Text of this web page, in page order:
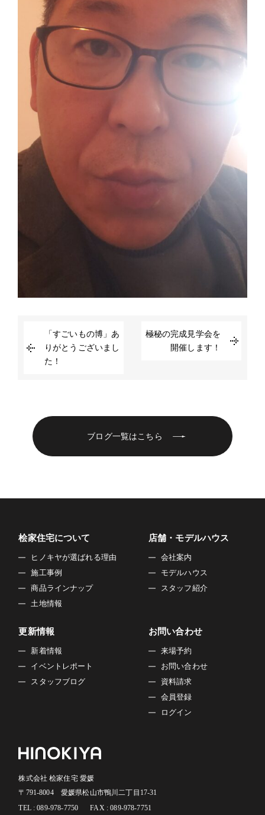
「すごいもの博」あ
りがとうございまし
た！
極秘の完成見学会を
開催します！
ブログ一覧はこちら
桧家住宅について
ヒノキヤが選ばれる理由
施工事例
商品ラインナップ
土地情報
店舗・モデルハウス
会社案内
モデルハウス
スタッフ紹介
更新情報
新着情報
イベントレポート
スタッフブログ
お問い合わせ
来場予約
お問い合わせ
資料請求
会員登録
ログイン
株式会社 桧家住宅 愛媛
〒791-8004 愛媛県松山市鴨川二丁目17-31
TEL : 089-978-7750
FAX : 089-978-7751